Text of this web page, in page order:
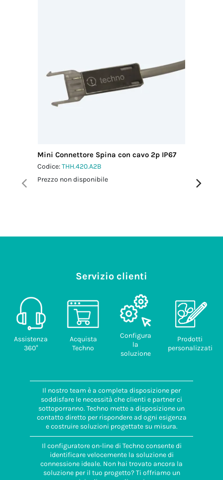
Mini Connettore Spina con cavo 2p IP67
Codice:THH.420.A2B
Prezzo non disponibile
Prezzo
Servizio clienti
Assistenza
360°
Acquista
Techno
Configura
la
soluzione
Prodotti
personalizzati
Il nostro team è a completa disposizione per
soddisfare le necessità che clienti e partner ci
sottoporranno. Techno mette a disposizione un
contatto diretto per rispondere ad ogni esigenza
e costruire soluzioni progettate su misura.
Il configuratore on-line di Techno consente di
identificare velocemente la soluzione di
connessione ideale. Non hai trovato ancora la
soluzione per il tuo progetto? Ti offriamo un